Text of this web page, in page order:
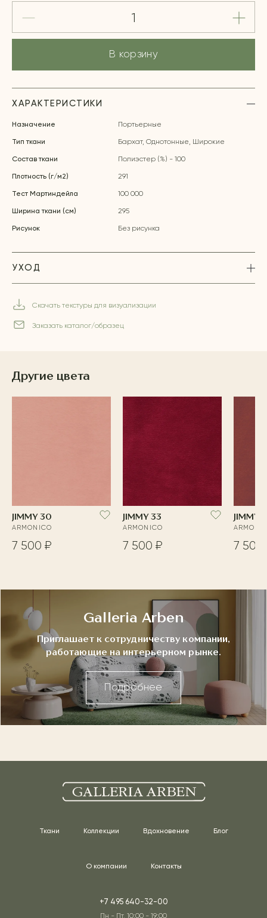
В корзину
ХАРАКТЕРИСТИКИ
Назначение Портьерные
Тип ткани Бархат, Однотонные, Широкие
Состав ткани Полиэстер (%) - 100
Плотность (г/м2) 291
Тест Мартиндейла 100 000
Ширина ткани (см) 295
Рисунок Без рисунка
УХОД
Скачать текстуры для визуализации
Заказать каталог/образец
Другие цвета
JIMMY 30
ARMONICO
7 500 ₽
JIMMY 33
ARMONICO
7 500 ₽
JIMMY
7 500
Galleria Arben
Приглашает к сотрудничеству компании,
работающие на интерьерном рынке.
Подробнее
Ткани Коллекции Вдохновение Блог
О компании Контакты
+7 495 640-32-00
Пн - Пт, 10:00 - 19:00